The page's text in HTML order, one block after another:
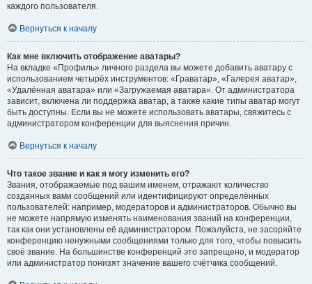
каждого пользователя.
Вернуться к началу
Как мне включить отображение аватары?
На вкладке «Профиль» личного раздела вы можете добавить аватару с
использованием четырёх инструментов: «Граватар», «Галерея аватар»,
«Удалённая аватара» или «Загружаемая аватара». От администратора
зависит, включена ли поддержка аватар, а также какие типы аватар могут
быть доступны. Если вы не можете использовать аватары, свяжитесь с
администратором конференции для выяснения причин.
Вернуться к началу
Что такое звание и как я могу изменить его?
Звания, отображаемые под вашим именем, отражают количество
созданных вами сообщений или идентифицируют определённых
пользователей: например, модераторов и администраторов. Обычно вы
не можете напрямую изменять наименования званий на конференции,
так как они установлены её администратором. Пожалуйста, не засоряйте
конференцию ненужными сообщениями только для того, чтобы повысить
своё звание. На большинстве конференций это запрещено, и модератор
или администратор понизят значение вашего счётчика сообщений.